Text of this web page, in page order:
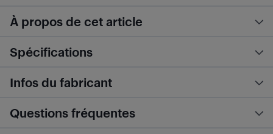
À propos de cet article
Spécifications
Infos du fabricant
Questions fréquentes